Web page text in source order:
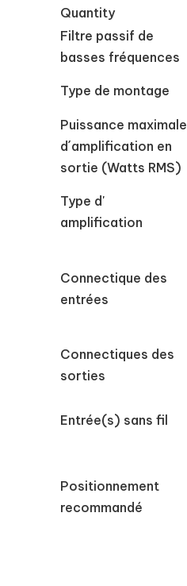
Quantity
Filtre passif de
basses fréquences
Type de montage
Puissance maximale
d´amplification en
sortie (Watts RMS)
Type d'
amplification
Connectique des
entrées
Connectiques des
sorties
Entrée(s) sans fil
Positionnement
recommandé